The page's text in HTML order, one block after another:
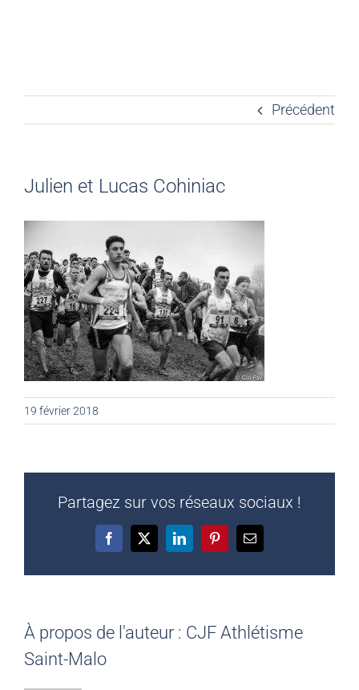
Précédent
Julien et Lucas Cohiniac
19 février 2018
Partagez sur vos réseaux sociaux !
Facebook
X LinkedInPinterestEmail
À propos de l'auteur : CJF Athlétisme
Saint-Malo